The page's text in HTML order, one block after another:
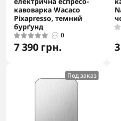
кавоварка Wacaco
Pixapresso, темний
бурґунд
0
7 390 грн.
Под заказ